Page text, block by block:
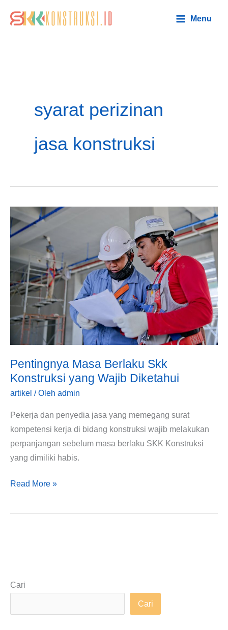
Menu
syarat perizinan
jasa konstruksi
Pentingnya Masa Berlaku Skk
Konstruksi yang Wajib Diketahui
artikel / Oleh admin
Pekerja dan penyedia jasa yang memegang surat
kompetensi kerja di bidang konstruksi wajib melakukan
perpanjangan sebelum masa berlaku SKK Konstruksi
yang dimiliki habis.
Pentingnya
Masa
Berlaku
Skk
Konstruksi
yang
Wajib
Diketahui
Read More »
Cari
Cari